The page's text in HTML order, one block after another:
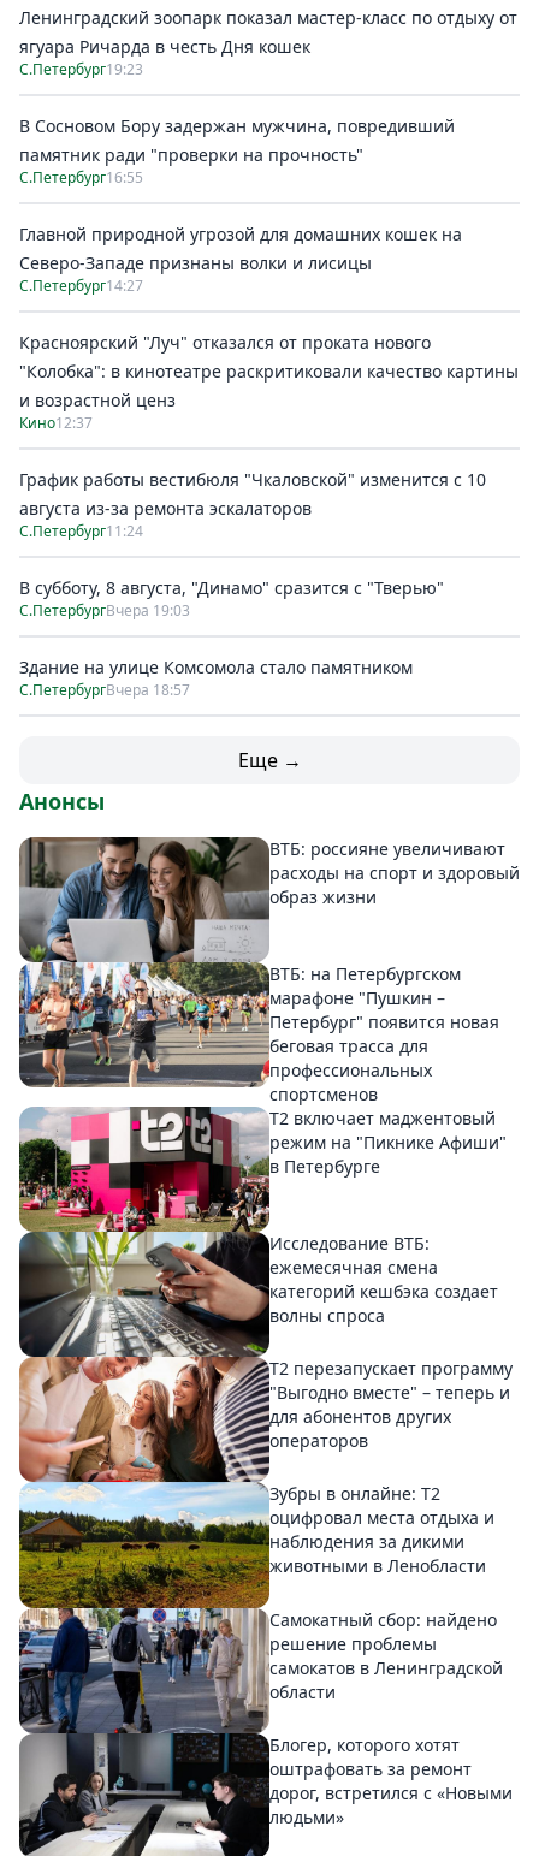
Ленинградский зоопарк показал мастер-класс по отдыху от
ягуара Ричарда в честь Дня кошек
С.Петербург19:23
В Сосновом Бору задержан мужчина, повредивший
памятник ради "проверки на прочность"
С.Петербург16:55
Главной природной угрозой для домашних кошек на
Северо-Западе признаны волки и лисицы
С.Петербург14:27
Красноярский "Луч" отказался от проката нового
"Колобка": в кинотеатре раскритиковали качество картины
и возрастной ценз
Кино12:37
График работы вестибюля "Чкаловской" изменится с 10
августа из-за ремонта эскалаторов
С.Петербург11:24
В субботу, 8 августа, "Динамо" сразится с "Тверью"
С.ПетербургВчера 19:03
Здание на улице Комсомола стало памятником
С.ПетербургВчера 18:57
Еще →
Анонсы
ВТБ: россияне увеличивают
расходы на спорт и здоровый
образ жизни
ВТБ: на Петербургском
марафоне "Пушкин –
Петербург" появится новая
беговая трасса для
профессиональных
спортсменов
Т2 включает маджентовый
режим на "Пикнике Афиши"
в Петербурге
Исследование ВТБ:
ежемесячная смена
категорий кешбэка создает
волны спроса
Т2 перезапускает программу
"Выгодно вместе" – теперь и
для абонентов других
операторов
Зубры в онлайне: Т2
оцифровал места отдыха и
наблюдения за дикими
животными в Ленобласти
Самокатный сбор: найдено
решение проблемы
самокатов в Ленинградской
области
Блогер, которого хотят
оштрафовать за ремонт
дорог, встретился с «Новыми
людьми»